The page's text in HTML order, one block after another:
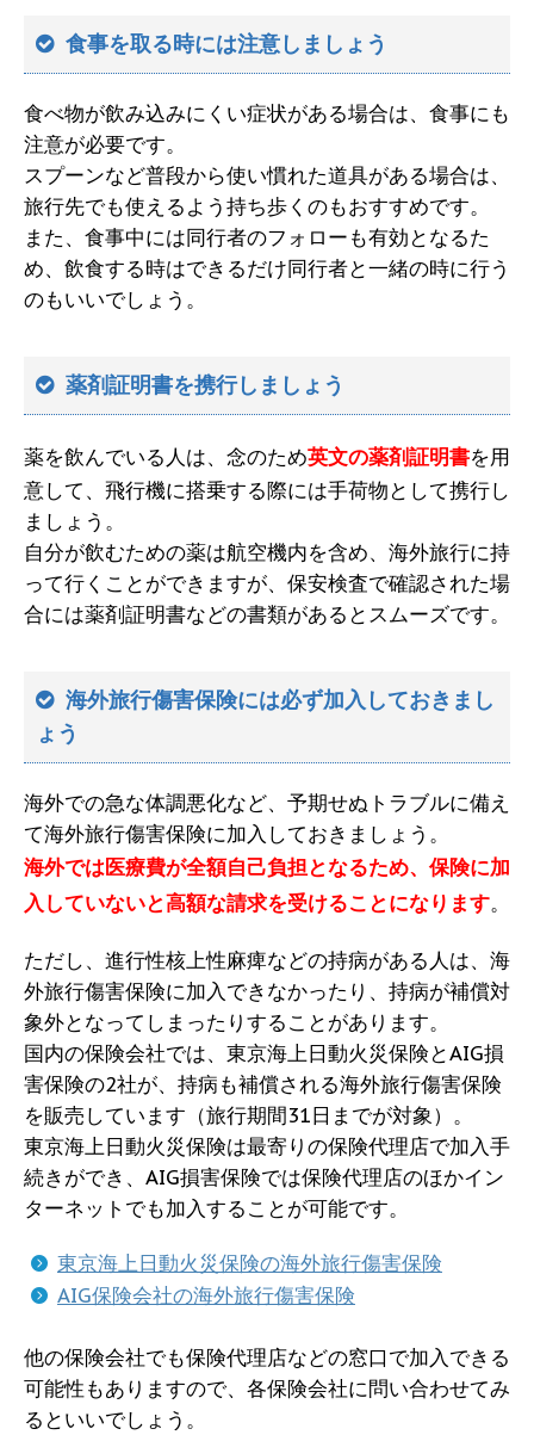
食事を取る時には注意しましょう
食べ物が飲み込みにくい症状がある場合は、食事にも
注意が必要です。
スプーンなど普段から使い慣れた道具がある場合は、
旅行先でも使えるよう持ち歩くのもおすすめです。
また、食事中には同行者のフォローも有効となるた
め、飲食する時はできるだけ同行者と一緒の時に行う
のもいいでしょう。
薬剤証明書を携行しましょう
薬を飲んでいる人は、念のため英文の薬剤証明書を用
意して、飛行機に搭乗する際には手荷物として携行し
ましょう。
自分が飲むための薬は航空機内を含め、海外旅行に持
って行くことができますが、保安検査で確認された場
合には薬剤証明書などの書類があるとスムーズです。
海外旅行傷害保険には必ず加入しておきまし
ょう
海外での急な体調悪化など、予期せぬトラブルに備え
て海外旅行傷害保険に加入しておきましょう。
海外では医療費が全額自己負担となるため、保険に加
入していないと高額な請求を受けることになります。
ただし、進行性核上性麻痺などの持病がある人は、海
外旅行傷害保険に加入できなかったり、持病が補償対
象外となってしまったりすることがあります。
国内の保険会社では、東京海上日動火災保険とAIG損
害保険の2社が、持病も補償される海外旅行傷害保険
を販売しています（旅行期間31日までが対象）。
東京海上日動火災保険は最寄りの保険代理店で加入手
続きができ、AIG損害保険では保険代理店のほかイン
ターネットでも加入することが可能です。
東京海上日動火災保険の海外旅行傷害保険
AIG保険会社の海外旅行傷害保険
他の保険会社でも保険代理店などの窓口で加入できる
可能性もありますので、各保険会社に問い合わせてみ
るといいでしょう。